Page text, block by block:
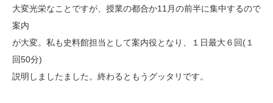
大変光栄なことですが、授業の都合か11月の前半に集中するので
案内
が大変。私も史料館担当として案内役となり、１日最大６回(１
回50分)
説明しましたました。終わるともうグッタリです。